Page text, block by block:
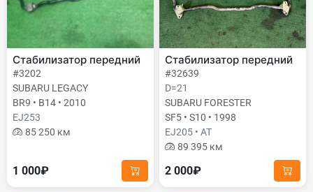
Стабилизатор передний
#3202
SUBARU LEGACY
BR9 • B14 • 2010
EJ253
85 250 км
1 000₽
Стабилизатор передний
#32639
D=21
SUBARU FORESTER
SF5 • S10 • 1998
EJ205 • AT
89 395 км
2 000₽